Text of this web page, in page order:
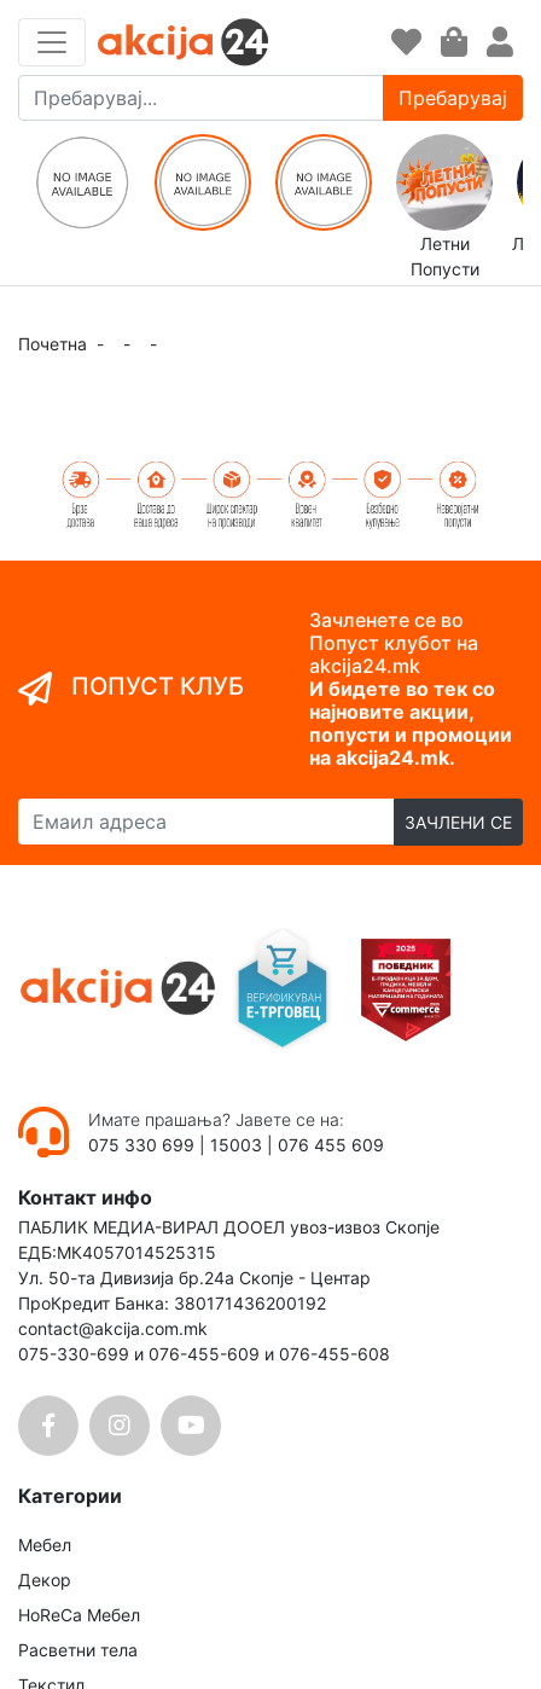
Пребарувај
Летни
Попусти
Почетна - - -
ПОПУСТ КЛУБ
Зачленете се во
Попуст клубот на
akcija24.mk
И бидете во тек со
најновите акции,
попусти и промоции
на akcija24.mk.
Емаил адреса
ЗАЧЛЕНИ СЕ
Имате прашања? Јавете се на:
075 330 699
15003 076 455 609
Контакт инфо
ПАБЛИК МЕДИА-ВИРАЛ ДООЕЛ увоз-извоз Скопје
ЕДБ:МК4057014525315
Ул. 50-та Дивизија бр.24а Скопје - Центар
ПроКредит Банка: 380171436200192
contact@akcija.com.mk
075-330-699 и 076-455-609 и 076-455-608
Категории
Мебел
Декор
HoReCa Мебел
Расветни тела
Текстил